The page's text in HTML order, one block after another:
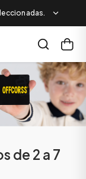
de 2 a 7